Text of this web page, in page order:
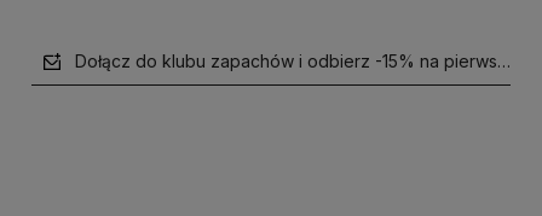
Dołącz do klubu zapachów i odbierz -15% na pierwsze